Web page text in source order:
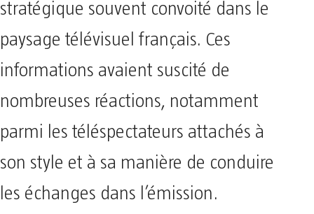
stratégique souvent convoité dans le
paysage télévisuel français. Ces
informations avaient suscité de
nombreuses réactions, notamment
parmi les téléspectateurs attachés à
son style et à sa manière de conduire
les échanges dans l’émission.